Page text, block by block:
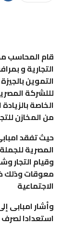
قام المحاسب
التجارية و
التموين
لللشركة
الخاصة
من المخازن
حيث تفقد
المصرية
وقيام التجار
معوقات وذلك
الاجتماعية
وأشار امبابى
استعدادا